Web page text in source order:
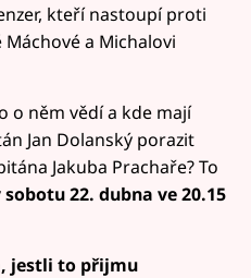
kteří nastoupí proti
a Michalovi
o něm vědí a kde mají
Jan Dolanský porazit
Jakuba Prachaře? To
sobotu 22. dubna ve 20.15
jestli to přijmu